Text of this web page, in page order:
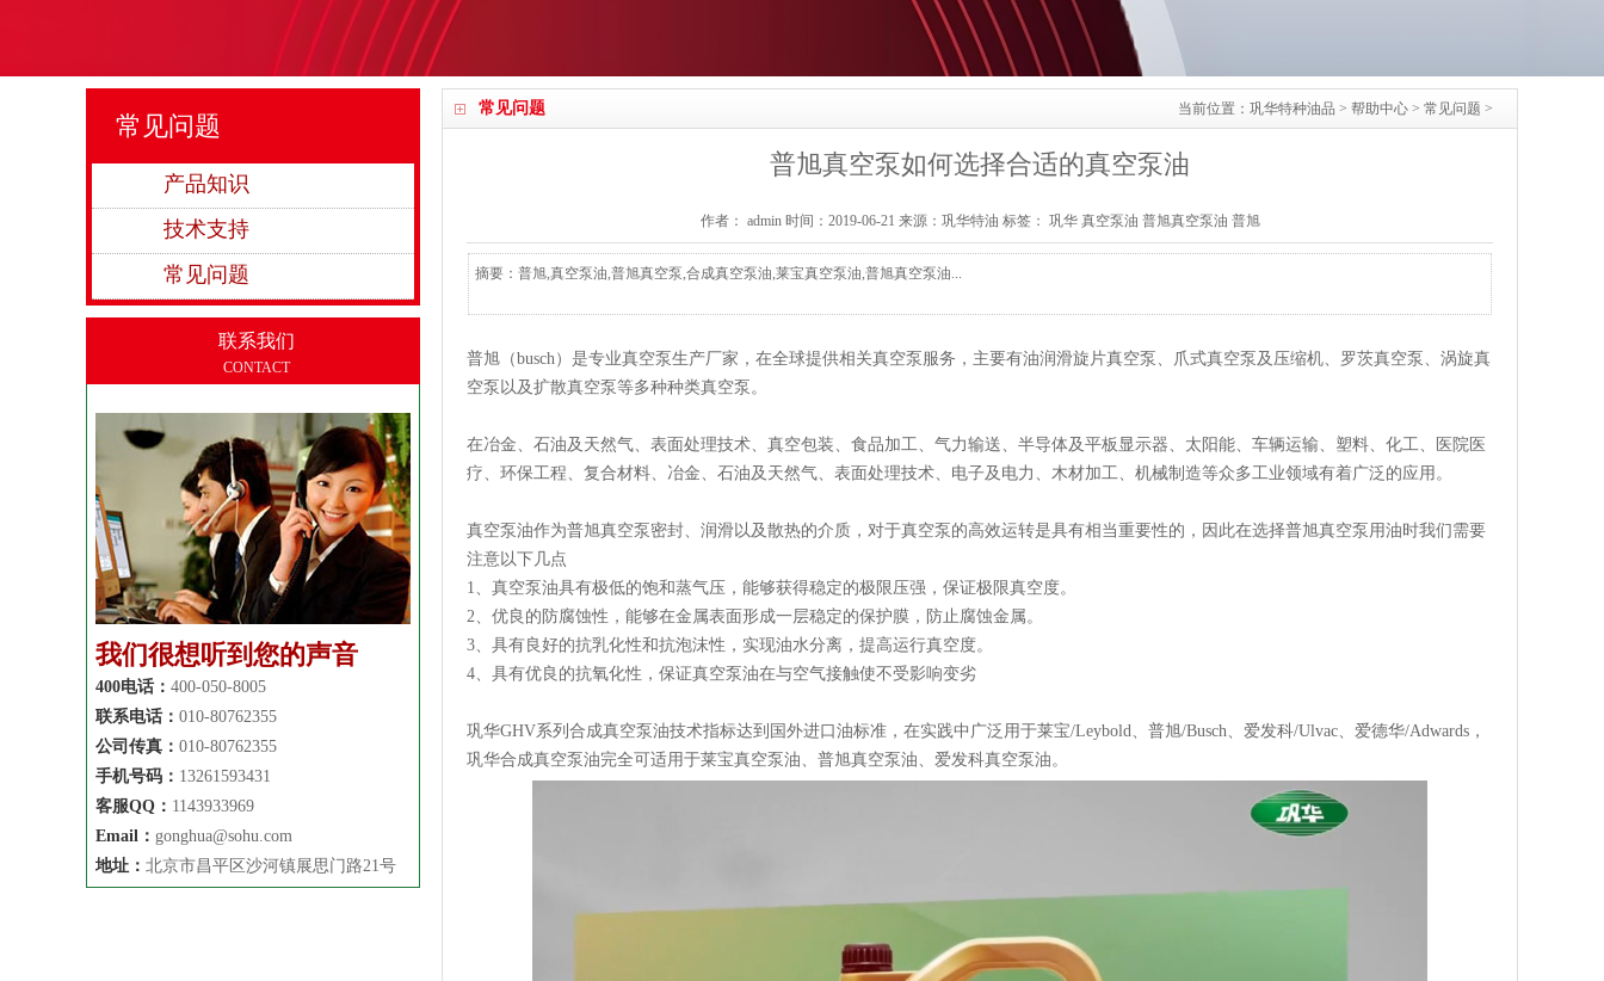
常见问题 当前位置： 巩华特种油品 > 帮助中心 > 常见问题 >
普旭真空泵如何选择合适的真空泵油
作者： admin 时间：2019-06-21 来源：巩华特油 标签： 巩华 真空泵油 普旭真空泵油 普旭
摘要：普旭,真空泵油,普旭真空泵,合成真空泵油,莱宝真空泵油,普旭真空泵油...
普旭（busch）是专业真空泵生产厂家，在全球提供相关真空泵服务，主要有油润滑旋片真空泵、爪式真空泵及压缩机、罗茨真空泵、涡旋真
空泵以及扩散真空泵等多种种类真空泵。
在冶金、石油及天然气、表面处理技术、真空包装、食品加工、气力输送、半导体及平板显示器、太阳能、车辆运输、塑料、化工、医院医
疗、环保工程、复合材料、冶金、石油及天然气、表面处理技术、电子及电力、木材加工、机械制造等众多工业领域有着广泛的应用。
真空泵油作为普旭真空泵密封、润滑以及散热的介质，对于真空泵的高效运转是具有相当重要性的，因此在选择普旭真空泵用油时我们需要
注意以下几点
1、真空泵油具有极低的饱和蒸气压，能够获得稳定的极限压强，保证极限真空度。
2、优良的防腐蚀性，能够在金属表面形成一层稳定的保护膜，防止腐蚀金属。
3、具有良好的抗乳化性和抗泡沫性，实现油水分离，提高运行真空度。
4、具有优良的抗氧化性，保证真空泵油在与空气接触使不受影响变劣
巩华GHV系列合成真空泵油技术指标达到国外进口油标准，在实践中广泛用于莱宝/Leybold、普旭/Busch、爱发科/Ulvac、爱德华/Adwards，
巩华合成真空泵油完全可适用于莱宝真空泵油、普旭真空泵油、爱发科真空泵油。
常见问题
产品知识
技术支持
常见问题
联系我们
CONTACT
我们很想听到您的声音
400电话： 400-050-8005
联系电话： 010-80762355
公司传真： 010-80762355
手机号码： 13261593431
客服QQ： 1143933969
Email： gonghua@sohu.com
地址： 北京市昌平区沙河镇展思门路21号